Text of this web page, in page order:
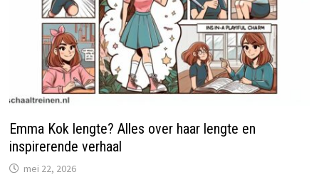
Emma Kok lengte? Alles over haar lengte en
inspirerende verhaal
mei 22, 2026